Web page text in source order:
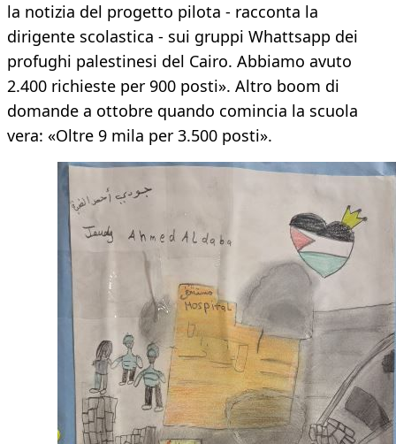
la notizia del progetto pilota - racconta la
dirigente scolastica - sui gruppi Whattsapp dei
profughi palestinesi del Cairo. Abbiamo avuto
2.400 richieste per 900 posti». Altro boom di
domande a ottobre quando comincia la scuola
vera: «Oltre 9 mila per 3.500 posti».